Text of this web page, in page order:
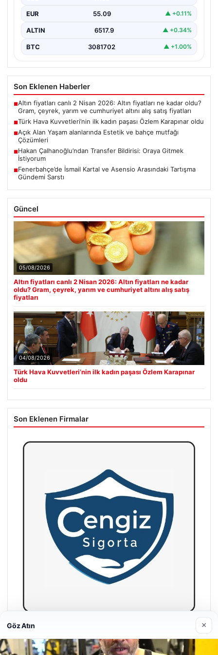
EUR 55.09 ▲ +0.11%
ALTIN 6517.9 ▲ +0.34%
BTC 3081702 ▲ +1.00%
Son Eklenen Haberler
■Altın fiyatları canlı 2 Nisan 2026: Altın fiyatları ne kadar oldu?
Gram, çeyrek, yarım ve cumhuriyet altını alış satış fiyatları
■Türk Hava Kuvvetleri’nin ilk kadın paşası Özlem Karapınar oldu
■Açık Alan Yaşam alanlarında Estetik ve bahçe mutfağı
Çözümleri
■Hakan Çalhanoğlu’ndan Transfer Bildirisi: Oraya Gitmek
İstiyorum
■Fenerbahçe’de İsmail Kartal ve Asensio Arasındaki Tartışma
Gündemi Sarstı
Güncel
05/08/2026
Altın fiyatları canlı 2 Nisan 2026: Altın fiyatları ne kadar
oldu? Gram, çeyrek, yarım ve cumhuriyet altını alış satış
fiyatları
04/08/2026
Türk Hava Kuvvetleri’nin ilk kadın paşası Özlem Karapınar
oldu
Son Eklenen Firmalar
26/05/2026
Göz Atın ×